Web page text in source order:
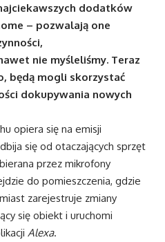
dodatków
– pozwalają one
nie myśleliśmy. Teraz
będą mogli skorzystać
dokupywania nowych
opiera się na emisji
się od otaczających sprzęt
przez mikrofony
do pomieszczenia, gdzie
zarejestruje zmiany
się obiekt i uruchomi
Alexa.